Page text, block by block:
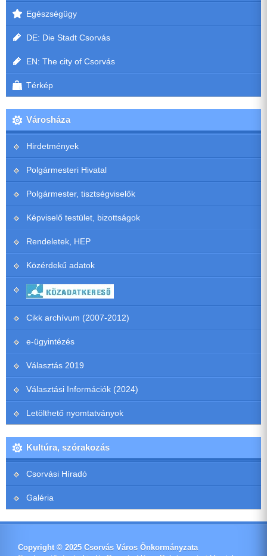
Egészségügy
DE: Die Stadt Csorvás
EN: The city of Csorvás
Térkép
Városháza
Hirdetmények
Polgármesteri Hivatal
Polgármester, tisztségviselők
Képviselő testület, bizottságok
Rendeletek, HEP
Közérdekű adatok
Cikk archívum (2007-2012)
e-ügyintézés
Választás 2019
Választási Információk (2024)
Letölthető nyomtatványok
Kultúra, szórakozás
Csorvási Híradó
Galéria
Copyright © 2025 Csorvás Város Önkormányzata